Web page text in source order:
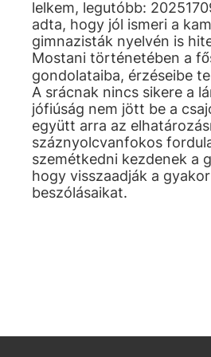
lelkem, legutóbb:
adta, hogy jól ismeri a
gimnazisták nyelvén is
Mostani történetében a
gondolataiba, érzéseibe
A srácnak nincs sikere a
jófiúság nem jött be a
együtt arra az
száznyolcvanfokos
szemétkedni kezdenek a
hogy visszaadják a
beszólásaikat.